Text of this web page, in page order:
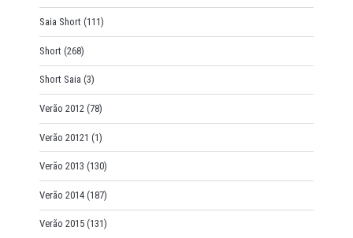
Saia Short (111)
Short (268)
Short Saia (3)
Verão 2012 (78)
Verão 20121 (1)
Verão 2013 (130)
Verão 2014 (187)
Verão 2015 (131)